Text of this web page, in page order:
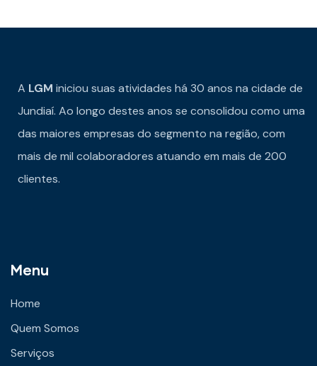
A LGM iniciou suas atividades há 30 anos na cidade de
Jundiaí. Ao longo destes anos se consolidou como uma
das maiores empresas do segmento na região, com
mais de mil colaboradores atuando em mais de 200
clientes.
Menu
Home
Quem Somos
Serviços